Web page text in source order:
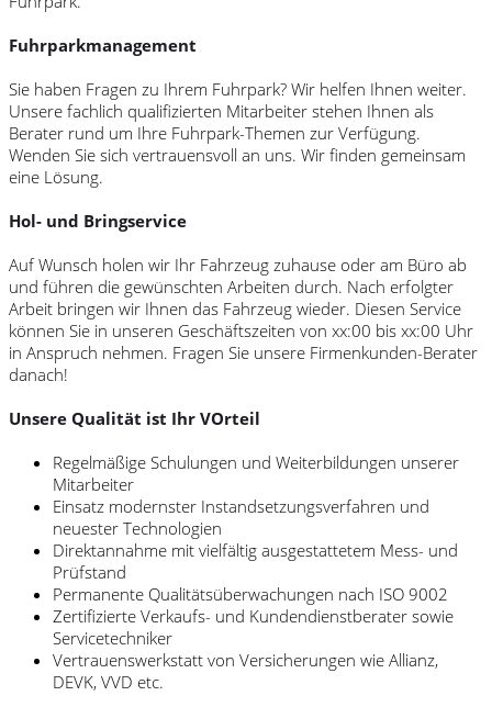
Fuhrparkmanagement
Sie haben Fragen zu Ihrem Fuhrpark? Wir helfen Ihnen weiter.
Unsere fachlich qualifizierten Mitarbeiter stehen Ihnen als
Berater rund um Ihre Fuhrpark-Themen zur Verfügung.
Wenden Sie sich vertrauensvoll an uns. Wir finden gemeinsam
eine Lösung.
Hol- und Bringservice
Auf Wunsch holen wir Ihr Fahrzeug zuhause oder am Büro ab
und führen die gewünschten Arbeiten durch. Nach erfolgter
Arbeit bringen wir Ihnen das Fahrzeug wieder. Diesen Service
können Sie in unseren Geschäftszeiten von xx:00 bis xx:00 Uhr
in Anspruch nehmen. Fragen Sie unsere Firmenkunden-Berater
danach!
Unsere Qualität ist Ihr VOrteil
Regelmäßige Schulungen und Weiterbildungen unserer
Mitarbeiter
Einsatz modernster Instandsetzungsverfahren und
neuester Technologien
Direktannahme mit vielfältig ausgestattetem Mess- und
Prüfstand
Permanente Qualitätsüberwachungen nach ISO 9002
Zertifizierte Verkaufs- und Kundendienstberater sowie
Servicetechniker
Vertrauenswerkstatt von Versicherungen wie Allianz,
DEVK, VVD etc.